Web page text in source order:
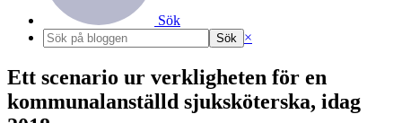
Sök
×
Ett scenario ur verkligheten för en
kommunalanställd sjuksköterska, idag